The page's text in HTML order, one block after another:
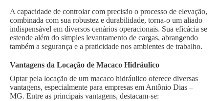
A capacidade de controlar com precisão o processo de elevação,
combinada com sua robustez e durabilidade, torna-o um aliado
indispensável em diversos cenários operacionais. Sua eficácia se
estende além do simples levantamento de cargas, abrangendo
também a segurança e a praticidade nos ambientes de trabalho.
Vantagens da Locação de Macaco Hidráulico
Optar pela locação de um macaco hidráulico oferece diversas
vantagens, especialmente para empresas em Antônio Dias –
MG. Entre as principais vantagens, destacam-se: